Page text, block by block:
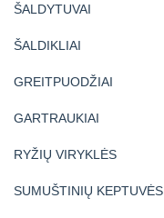
ŠALDYTUVAI
ŠALDIKLIAI
GREITPUODŽIAI
GARTRAUKIAI
RYŽIŲ VIRYKLĖS
SUMUŠTINIŲ KEPTUVĖS